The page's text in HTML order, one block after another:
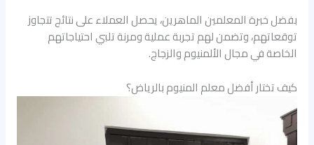
بفضل خبرة المعلمين الماهرين، يحصل العملاء على نتائج تتجاوز
توقعاتهم، وتضمن لهم تجربة عملية ومرنة تلبي احتياجاتهم
الخاصة في مجال الألمنيوم والزجاج.
كيف تختار أفضل معلم المنيوم بالرياض؟